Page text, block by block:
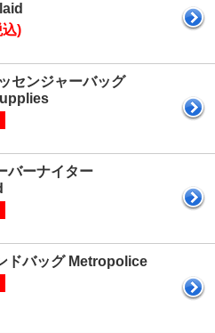
)
センジャーバッグ
バーナイター
ドバッグ Metropolice